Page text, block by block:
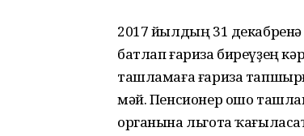
2017 йылдың 31
батлап ғариза биреүҙең
ташламаға ғариза
мәй. Пенсионер ошо
органына льгота